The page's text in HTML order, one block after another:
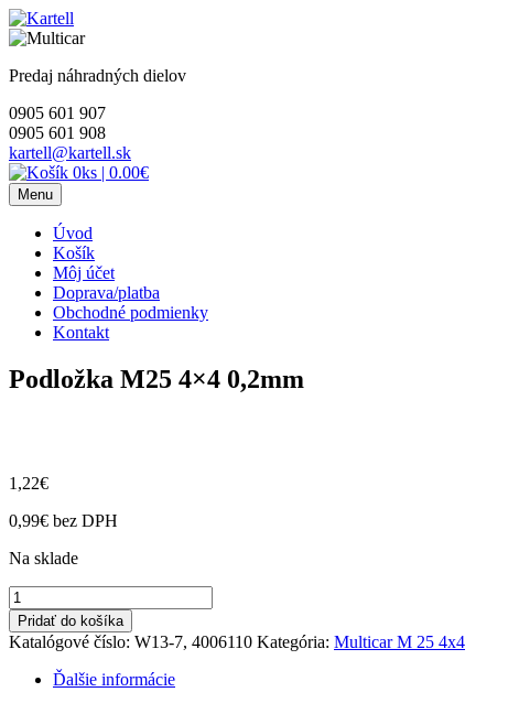
Skip
to
Predaj náhradných dielov
0905 601 907
0905 601 908
kartell@kartell.sk
0ks | 0.00€
Menu
Úvod
Košík
Môj účet
Doprava/platba
Obchodné podmienky
Kontakt
Podložka M25 4×4 0,2mm
1,22€
0,99€ bez DPH
Na sklade
množstvo
Podložka
M25
4x4
0,2mm
Pridať do košíka
Katalógové číslo: W13-7, 4006110 Kategória: Multicar M 25 4x4
Ďalšie informácie